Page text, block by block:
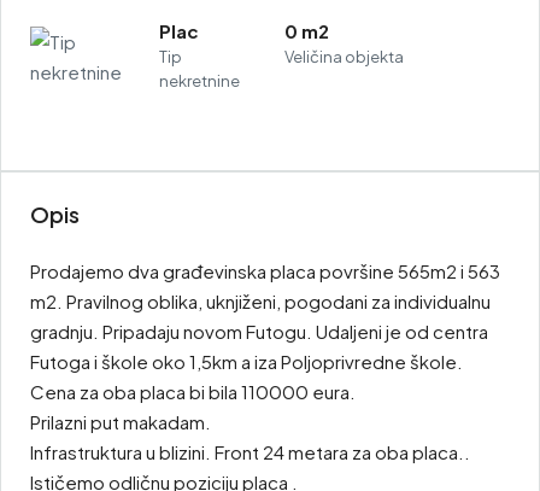
Plac
Tip
nekretnine
0 m2
Veličina objekta
Opis
Prodajemo dva građevinska placa površine 565m2 i 563
m2. Pravilnog oblika, uknjiženi, pogodani za individualnu
gradnju. Pripadaju novom Futogu. Udaljeni je od centra
Futoga i škole oko 1,5km a iza Poljoprivredne škole.
Cena za oba placa bi bila 110000 eura.
Prilazni put makadam.
Infrastruktura u blizini. Front 24 metara za oba placa..
Ističemo odličnu poziciju placa .